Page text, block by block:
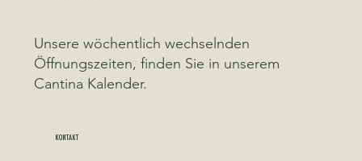
Unsere wöchentlich wechselnden
Öffnungszeiten, finden Sie in unserem
Cantina Kalender.
KONTAKT